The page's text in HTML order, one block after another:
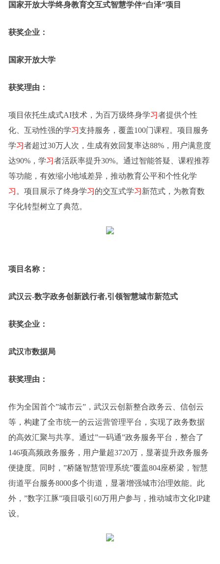
国家开放大学终身教育交互式智慧学伴“白泽”项目
获奖企业：
国家开放大学
获奖理由：
项目依托生成式AI技术，为百万级终身学习者提供个性
化、互动性强的学习支持服务，覆盖100门课程。项目服务
学习者超过30万人次，生成有效回复率达88%，用户满意度
达90%，学习者活跃率提升30%。通过智能答疑、课程推荐
等功能，有效缩小地域差异，推动教育公平和个性化学
习 。项目展示了终身学习的交互式学习新范式，为教育数
字化转型树立了典范。
项目名称：
武汉云-数字政务创新践行者,引领智慧城市新范式
获奖企业：
武汉市数据局
获奖理由：
作为全国首个”城市云”，武汉云创新整合政务云、信创云
等，构建了全市统一的云运营管理平台，实现了政务数据
的高效汇聚与共享。通过”一码通”政务服务平台，整合了
146项高频政务服务，用户量超3720万，显著提升政务服务
便捷度。同时，”桥隧智慧管理系统”覆盖804座桥梁，智慧
街道平台服务8000多个街道，显著增强城市治理效能。此
外，”数字江豚”项目吸引60万用户参与，推动城市文化IP建
设。